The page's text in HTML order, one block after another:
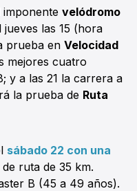
imponente velódromo
jueves las 15 (hora
prueba en Velocidad
mejores cuatro
y a las 21 la carrera a
la prueba de Ruta
sábado 22 con una
ruta de 35 km.
B (45 a 49 años).